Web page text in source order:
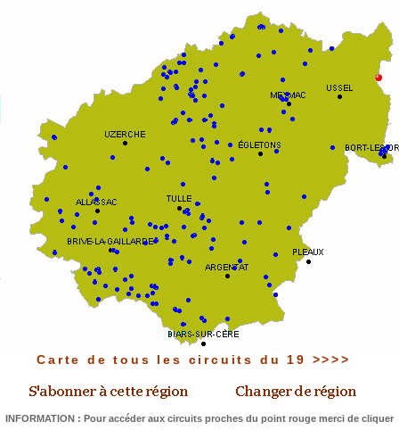
Carte de tous les circuits du 19 >>>>
INFORMATION : Pour accéder aux circuits proches du point rouge merci de cliquer